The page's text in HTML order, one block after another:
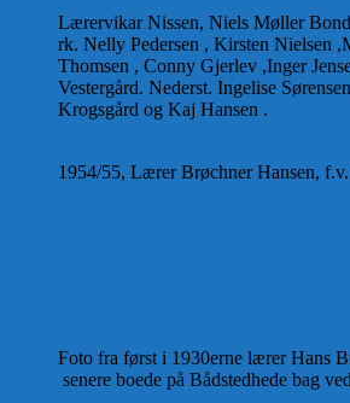
Lærervikar Nissen, Niels Møller
rk. Nelly Pedersen , Kirsten Nielsen
Thomsen , Conny Gjerlev ,Inger
Vestergård. Nederst. Ingelise
Krogsgård og Kaj Hansen .
1954/55, Lærer Brøchner Hansen,
Foto fra først i 1930erne lærer Hans
senere boede på Bådstedhede bag